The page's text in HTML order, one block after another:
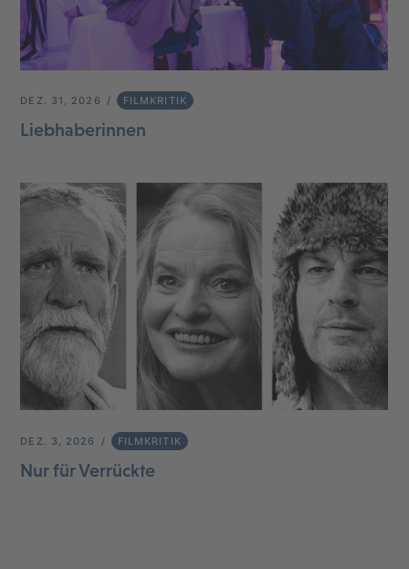
DEZ. 31, 2026 FILMKRITIK
Liebhaberinnen
DEZ. 3, 2026 FILMKRITIK
Nur für Verrückte